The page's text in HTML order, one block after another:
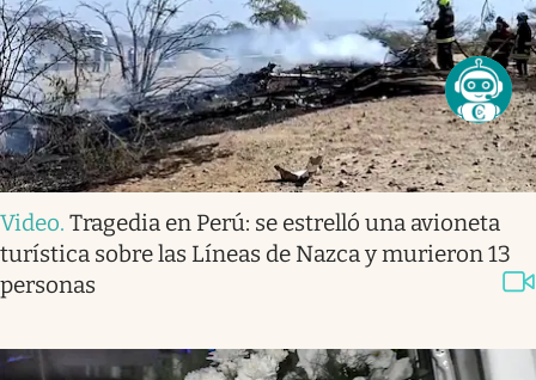
Video. Tragedia en Perú: se estrelló una avioneta
turística sobre las Líneas de Nazca y murieron 13
personas